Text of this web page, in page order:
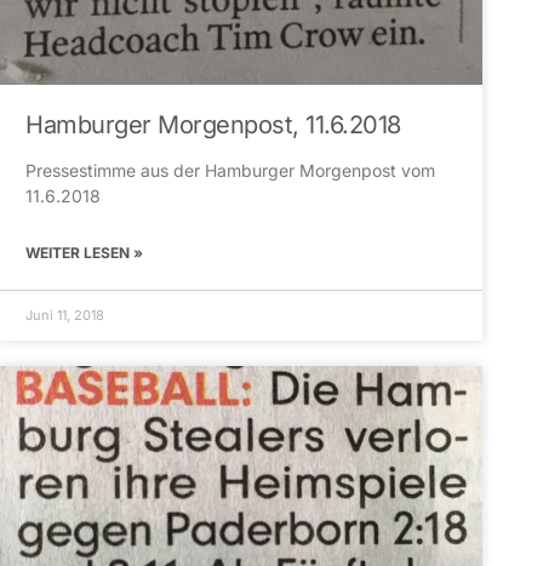
Hamburger Morgenpost, 11.6.2018
Pressestimme aus der Hamburger Morgenpost vom
11.6.2018
WEITER LESEN »
Juni 11, 2018